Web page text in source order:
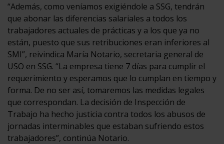
“Además, como veníamos exigiéndole a SSG, tendrán
que abonar las diferencias salariales a todos los
trabajadores actuales de prácticas y a los que ya no
están, puesto que sus retribuciones eran inferiores al
SMI”, reivindica María Notario, secretaria general de
USO en SSG. “La empresa tiene 7 días para cumplir el
requerimiento y esperamos que lo cumplan en tiempo y
forma. De no ser así, tomaremos las medidas legales
que correspondan. La decisión de Inspección de
Trabajo ha hecho justicia contra todos los abusos de
jornadas interminables que estaban sufriendo estos
trabajadores”, continúa Notario.